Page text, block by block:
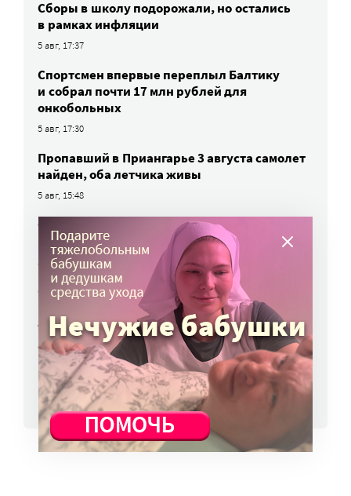
Сборы в школу подорожали, но остались
в рамках инфляции
5 авг, 17:37
Спортсмен впервые переплыл Балтику
и собрал почти 17 млн рублей для
онкобольных
5 авг, 17:30
Пропавший в Приангарье 3 августа самолет
найден, оба летчика живы
5 авг, 15:48
Семьи погибших на СВО не исключат
из очереди на квартиру
5 авг, 15:28
Открыта горячая линия для тех, кто
не может дозвониться до близких,
отдыхающих в Архипо-Осиповке
5 авг, 14:32
ВСЕ НОВОСТИ